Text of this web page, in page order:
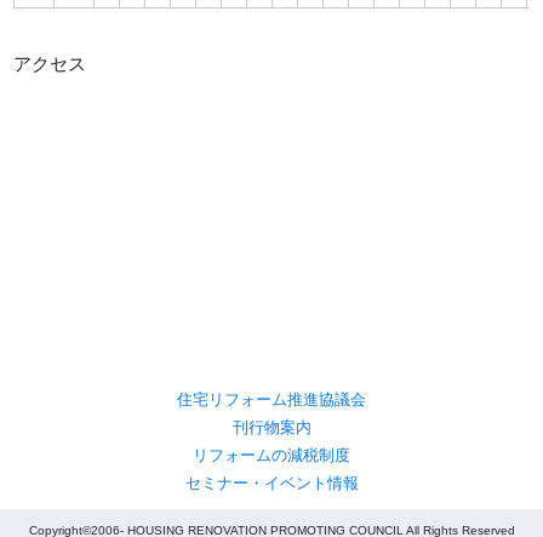
アクセス
住宅リフォーム推進協議会
刊行物案内
リフォームの減税制度
セミナー・イベント情報
Copyright©2006- HOUSING RENOVATION PROMOTING COUNCIL All Rights Reserved